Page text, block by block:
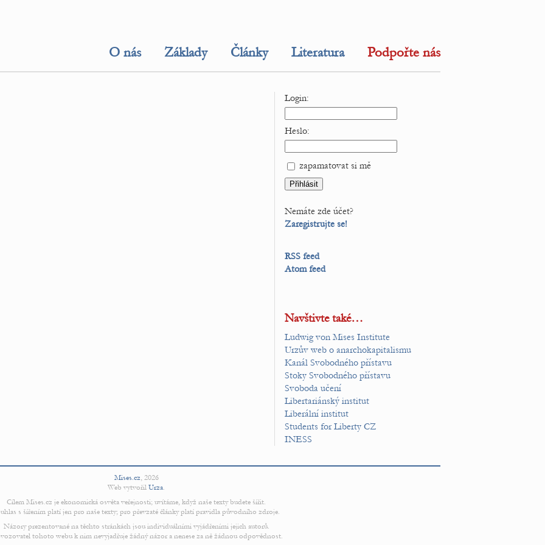
O nás Základy Články Literatura Podpořte nás
Login:
Heslo:
zapamatovat si mě
Nemáte zde účet?
Zaregistrujte se!
RSS feed
Atom feed
Navštivte také…
Ludwig von Mises Institute
Urzův web o anarchokapitalismu
Kanál Svobodného přístavu
Stoky Svobodného přístavu
Svoboda učení
Libertariánský institut
Liberální institut
Students for Liberty CZ
INESS
Mises.cz, 2026
Web vytvořil Urza.
Cílem Mises.cz je ekonomická osvěta veřejnosti; uvítáme, když naše texty budete šířit.
s šířením platí jen pro naše texty; pro převzaté články platí pravidla původního zdroje.
Názory prezentované na těchto stránkách jsou individuálními vyjádřeními jejich autorů.
tohoto webu k nim nevyjadřuje žádný názor a nenese za ně žádnou odpovědnost.